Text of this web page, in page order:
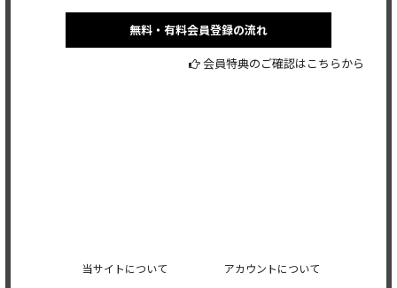
無料・有料会員登録の流れ
会員特典のご確認はこちらから
当サイトについて アカウントについて